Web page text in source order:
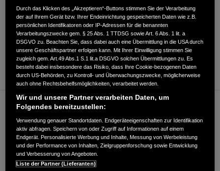
ANFAHRTSBESCHREIBUNG ANFORDERN
WEBSITE
Verkauf / Kundendienst
040/7226320
E-Mail
Durch das Klicken des „Akzeptieren“-Buttons stimmen Sie der Verarbeitung
der auf Ihrem Gerät bzw. Ihrer Endeinrichtung gespeicherten Daten wie z.B.
persönlichen Identifikatoren oder IP-Adressen für die benannten
Verarbeitungszwecke gem. § 25 Abs. 1 TTDSG sowie Art. 6 Abs. 1 lit. a
DSGVO zu. Beachten Sie, dass dabei auch eine Übermittlung in die USA durch
unsere Geschäftspartner erfolgen kann. Mit Ihrer Einwilligung stimmen Sie
zugleich gem. Art.49 Abs.1 S.1 lit.a DSGVO solchen Übermittlungen zu. Es
besteht dabei insbesondere das Risiko, dass Ihre Cookie-bezogenen Daten
durch US-Behörden, zu Kontroll- und Überwachungszwecke, möglicherweise
auch ohne Rechtsbehelfsmöglichkeiten, verarbeitet werden.
Wir und unsere Partner verarbeiten Daten, um
Folgendes bereitzustellen:
Verwendung genauer Standortdaten. Endgeräteeigenschaften zur Identifikation
aktiv abfragen. Speichern von oder Zugriff auf Informationen auf einem
Endgerät. Personalisierte Werbung und Inhalte, Messung von Werbeleistung
und der Performance von Inhalten, Zielgruppenforschung sowie Entwicklung
und Verbesserung von Angeboten.
Liste der Partner (Lieferanten)